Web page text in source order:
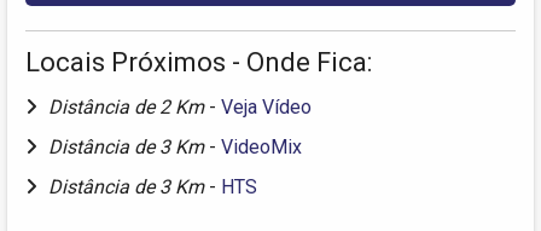
Locais Próximos - Onde Fica:
Distância de 2 Km - Veja Vídeo
Distância de 3 Km - VideoMix
Distância de 3 Km - HTS